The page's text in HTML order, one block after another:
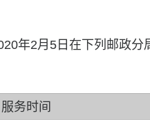
年2月5日在下列邮政
服务时间